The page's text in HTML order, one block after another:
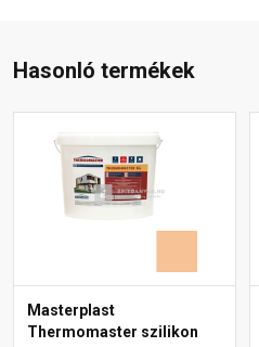
Hasonló termékek
Masterplast
Thermomaster szilikon